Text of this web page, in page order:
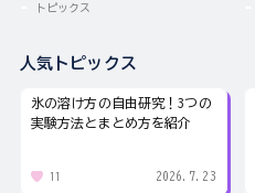
トピックス
人気トピックス
氷の溶け方の自由研究！3つの
実験方法とまとめ方を紹介
11 2026.7.23